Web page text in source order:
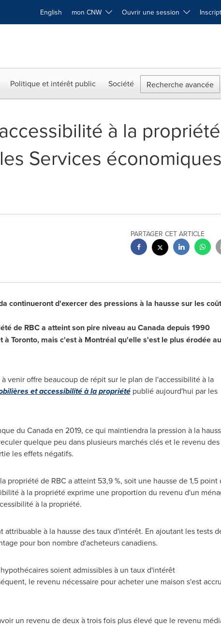
English mon CNW Ouvrir une session
Politique et intérêt public Société Recherche avancée
à la propriété
Services économiques
PARTAGER CET ARTICLE
continueront d'exercer des pressions à la hausse sur les
de RBC a atteint son pire niveau auCanada depuis 1990
à Toronto, mais c'est à Montréal qu'elle s'est le plus érodée au
venir offre beaucoup de répit sur le plan de l'accessibilité à la
et accessibilité à la propriétépublié aujourd'hui par les
du Canadaen 2019, ce qui maintiendra la pression à la
quelque peu dans plusieurs marchés clés et le revenu des
les effets négatifs.
de RBC a atteint 53,9 %, soit une hausse de 1,5 point
à la propriété exprime une proportion du revenu d'un
à la propriété.
à la hausse des taux d'intérêt. En ajoutant les tests
pour bon nombre d'acheteurs canadiens.
soient admissibles à un taux d'intérêt
le revenu nécessaire pour acheter une maison s'est
un revenu de deux à trois fois plus élevé que le revenu